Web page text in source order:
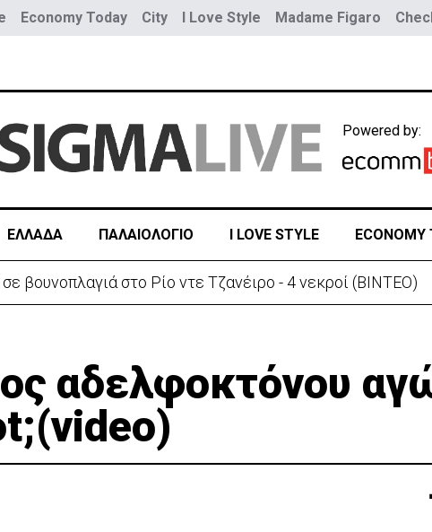
Economy Today City I Love Style Madame Figaro
Powered by:
ΕΛΛΑΔΑ ΠΑΛΑΙΟΛΟΓΙΟ I LOVE STYLE ECONOMY
βουνοπλαγιά στο Ρίο ντε Τζανέιρο - 4 νεκροί (BINTEO)
αδελφοκτόνου